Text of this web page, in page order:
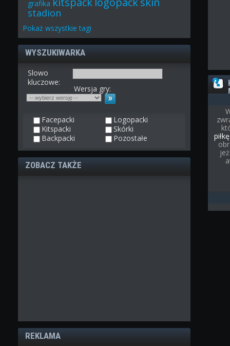
grafika
stadion
Pokażwszystkie tagi
WYSZUKIWARKA
Slowo
kluczowe:
Wersja gry:
Facepacki
Logopacki
Kitspacki
Skórki
Backpacki
Pozostałe
ZOBACZ TAKŻE
REKLAMA
piłkę